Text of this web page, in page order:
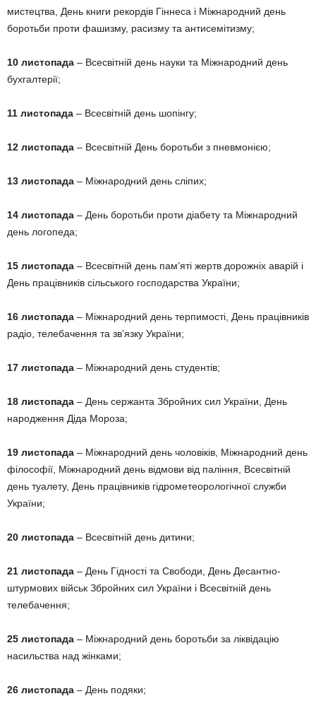
мистецтва, День книги рекордів Гіннеса і Міжнародний день
боротьби проти фашизму, расизму та антисемітизму;
10 листопада – Всесвітній день науки та Міжнародний день
бухгалтерії;
11 листопада – Всесвітній день шопінгу;
12 листопада – Всесвітній День боротьби з пневмонією;
13 листопада – Міжнародний день сліпих;
14 листопада – День боротьби проти діабету та Міжнародний
день логопеда;
15 листопада – Всесвітній день пам’яті жертв дорожніх аварій і
День працівників сільського господарства України;
16 листопада – Міжнародний день терпимості, День працівників
радіо, телебачення та зв’язку України;
17 листопада – Міжнародний день студентів;
18 листопада – День сержанта Збройних сил України, День
народження Діда Мороза;
19 листопада – Міжнародний день чоловіків, Міжнародний день
філософії, Міжнародний день відмови від паління, Всесвітній
день туалету, День працівників гідрометеорологічної служби
України;
20 листопада – Всесвітній день дитини;
21 листопада – День Гідності та Свободи, День Десантно-
штурмових військ Збройних сил України і Всесвітній день
телебачення;
25 листопада – Міжнародний день боротьби за ліквідацію
насильства над жінками;
26 листопада – День подяки;